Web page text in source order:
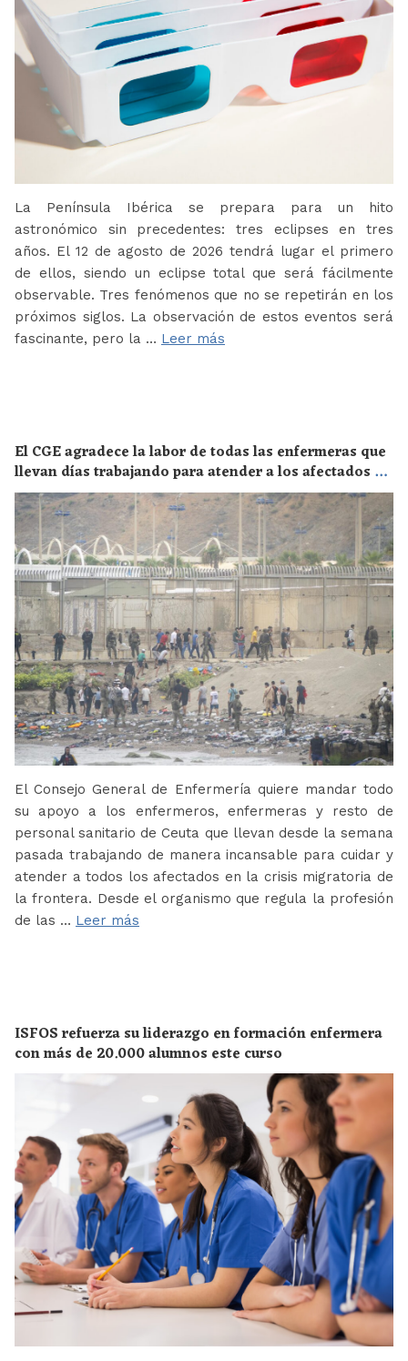
La Península Ibérica se prepara para un hito
astronómico sin precedentes: tres eclipses en tres
años. El 12 de agosto de 2026 tendrá lugar el primero
de ellos, siendo un eclipse total que será fácilmente
observable. Tres fenómenos que no se repetirán en los
próximos siglos. La observación de estos eventos será
fascinante, pero la … Leer más
El CGE agradece la labor de todas las enfermeras que
llevan días trabajando para atender a los afectados de
la crisis migratoria de Ceuta
El Consejo General de Enfermería quiere mandar todo
su apoyo a los enfermeros, enfermeras y resto de
personal sanitario de Ceuta que llevan desde la semana
pasada trabajando de manera incansable para cuidar y
atender a todos los afectados en la crisis migratoria de
la frontera. Desde el organismo que regula la profesión
de las … Leer más
ISFOS refuerza su liderazgo en formación enfermera
con más de 20.000 alumnos este curso